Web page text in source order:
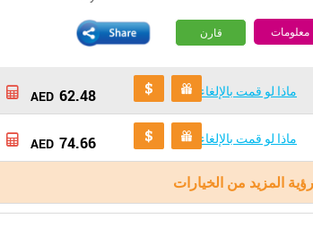
معلومات قارن
ماذا لو قمت بالإلغاء ؟ 62.48
ماذا لو قمت بالإلغاء ؟ 74.66
رؤية المزيد من الخيارات